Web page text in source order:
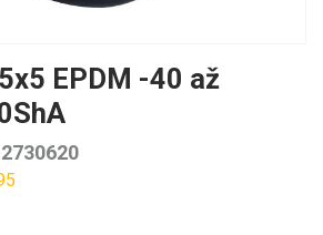
EPDM -40 až